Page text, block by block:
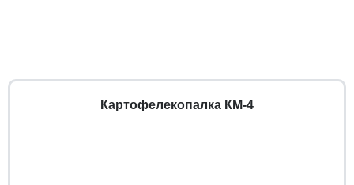
Картофелекопалка КМ-4